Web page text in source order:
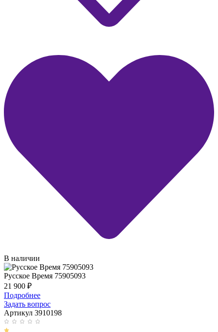
В наличии
Русское Время 75905093
21 900 ₽
Подробнее
Задать вопрос
Артикул 3910198